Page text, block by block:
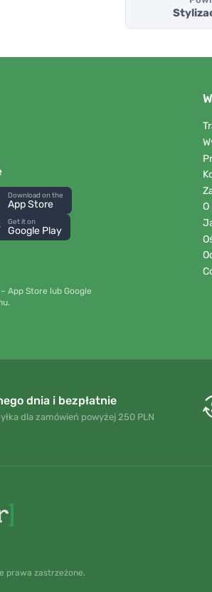
Download on the
App Store
Get it on
Google Play
App Store lub Google
O
dnia i bezpłatnie
dla zamówień powyżej 250 PLN
prawa zastrzeżone.